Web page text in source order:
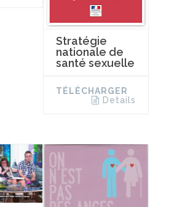
Stratégie
nationale de
santé sexuelle
TÉLÉCHARGER
Details